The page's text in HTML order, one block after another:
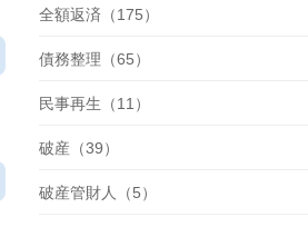
全額返済（175）
債務整理（65）
民事再生（11）
破産（39）
破産管財人（5）